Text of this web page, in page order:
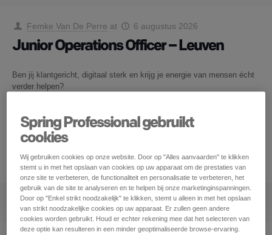
Femke Van De Perre at 6 augustus 2026
Junior Operations Officer – Leuven
Ben jij klantgericht, digitaal sterk en krijg je energie van mensen écht
verder helpen?
In deze functie ben jij het eerste aanspreekpunt voor klanten die hun
bankzaken digitaal regelen. Via telefoon, chat en e-mail bied je een
persoonlijke service en begeleid je klanten bij al hun financiële vragen.
Je combineert klantgericht advies met een commerciële mindset en
helpt mee bouwen aan de bank van de toekomst.
0 Read more
Spring Professional gebruikt
cookies
Wij gebruiken cookies op onze website. Door op "Alles aanvaarden" te klikken
stemt u in met het opslaan van cookies op uw apparaat om de prestaties van
onze site te verbeteren, de functionaliteit en personalisatie te verbeteren, het
gebruik van de site te analyseren en te helpen bij onze marketinginspanningen.
Door op "Enkel strikt noodzakelijk" te klikken, stemt u alleen in met het opslaan
van strikt noodzakelijke cookies op uw apparaat. Er zullen geen andere
cookies worden gebruikt. Houd er echter rekening mee dat het selecteren van
deze optie kan resulteren in een minder geoptimaliseerde browse-ervaring.